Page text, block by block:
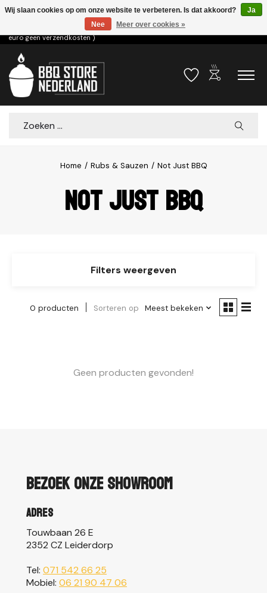
Voor 15.00u besteld dezelfde dag verzonden! ( 6,95 verzendkosten, vanaf 75
euro geen verzendkosten )
Verlanglijst
outdoor_grill
Zoeken
Home / Rubs & Sauzen / Not Just BBQ
Not Just BBQ
Filters weergeven
0 producten Sorteren op Meest bekeken
Geen producten gevonden!
Bezoek onze showroom
Adres
Touwbaan 26 E
2352 CZ Leiderdorp
Tel: 071 542 66 25
Mobiel: 06 21 90 47 06
Wij slaan cookies op om onze website te verbeteren. Is dat akkoord?
Ja
Nee
Meer over cookies »